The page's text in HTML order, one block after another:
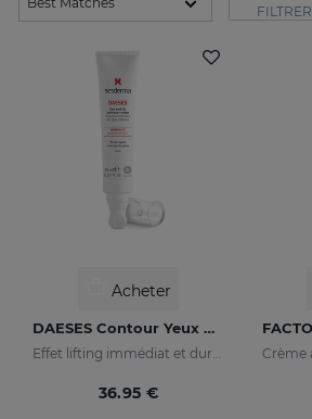
FILTRER
Acheter
DAESES Contour Yeux Et Lèvres
Effet lifting immédiat et durable
36.95 €